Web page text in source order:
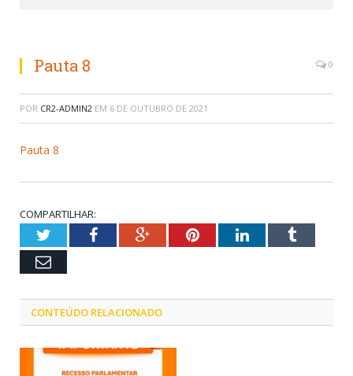
Pauta 8 0
POR CR2-ADMIN2 EM 6 DE OUTUBRO DE 2021
Pauta 8
COMPARTILHAR:
TwitterFacebookGoogle+PinterestLinkedInTumblr
Email
CONTEÚDO RELACIONADO